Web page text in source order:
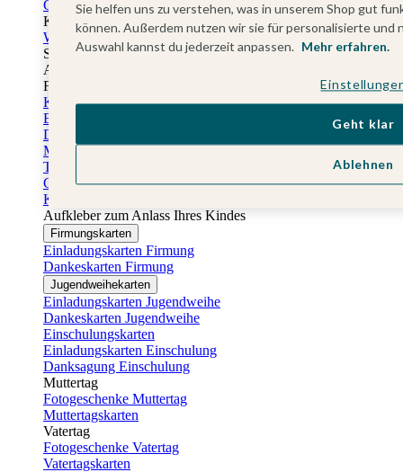
Gästebuch Taufe
Kartenbox Taufe
Willkommensschilder Taufe
Sticker Taufe
Absenderaufkleber Taufe
Fotobuch Taufe
Konfirmationskarten
Einladungskarten Konfirmation
Danksagung Konfirmation
Menükarten Konfirmation
Tischkarten Konfirmation
Gästebuch Konfirmation
Kerzen Konfirmation
Aufkleber zum Anlass Ihres Kindes
Firmungskarten
Einladungskarten Firmung
Dankeskarten Firmung
Jugendweihekarten
Einladungskarten Jugendweihe
Dankeskarten Jugendweihe
Einschulungskarten
Einladungskarten Einschulung
Danksagung Einschulung
Muttertag
Fotogeschenke Muttertag
Muttertagskarten
Vatertag
Fotogeschenke Vatertag
Vatertagskarten
Sie helfen uns zu verstehen, was in unserem Shop gut
können. Außerdem nutzen wir sie für personalisierte
Auswahl kannst du jederzeit anpassen. Mehr erfahren.
Ablehnen
Geht klar